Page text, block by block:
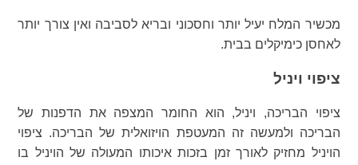
מכשיר המלח יעיל יותר וחסכוני ובריא לסביבה ואין צורך יותר
לאחסן כימיקלים בבית.
ציפוי ויניל
ציפוי הבריכה, ויניל, הוא החומר המצפה את הדפנות של
הבריכה ולמעשה זה המעטפת הויזואלית של הבריכה. ציפוי
הויניל מחזיק לאורך זמן בזכות איכותו המעולה של הויניל בו